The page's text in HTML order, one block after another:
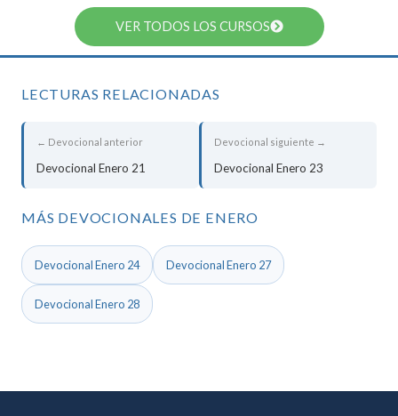
VER TODOS LOS CURSOS
LECTURAS RELACIONADAS
← Devocional anterior
Devocional Enero 21
Devocional siguiente →
Devocional Enero 23
MÁS DEVOCIONALES DE ENERO
Devocional Enero 24 Devocional Enero 27
Devocional Enero 28